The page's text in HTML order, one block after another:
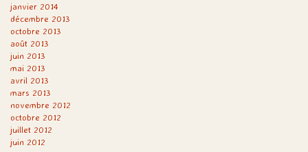
janvier 2014
décembre 2013
octobre 2013
août 2013
juin 2013
mai 2013
avril 2013
mars 2013
novembre 2012
octobre 2012
juillet 2012
juin 2012